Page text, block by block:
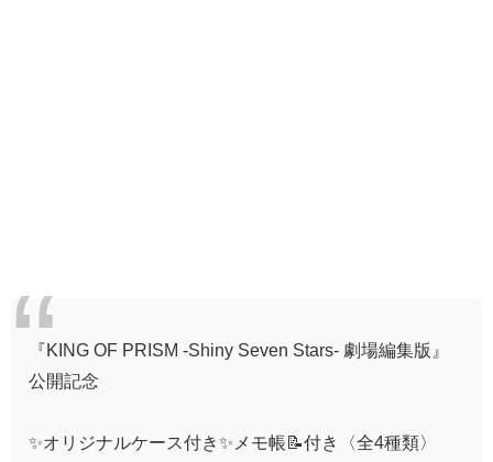
『KING OF PRISM -Shiny Seven Stars- 劇場編集版』
公開記念
✨オリジナルケース付き✨メモ帳📝付き〈全4種類〉